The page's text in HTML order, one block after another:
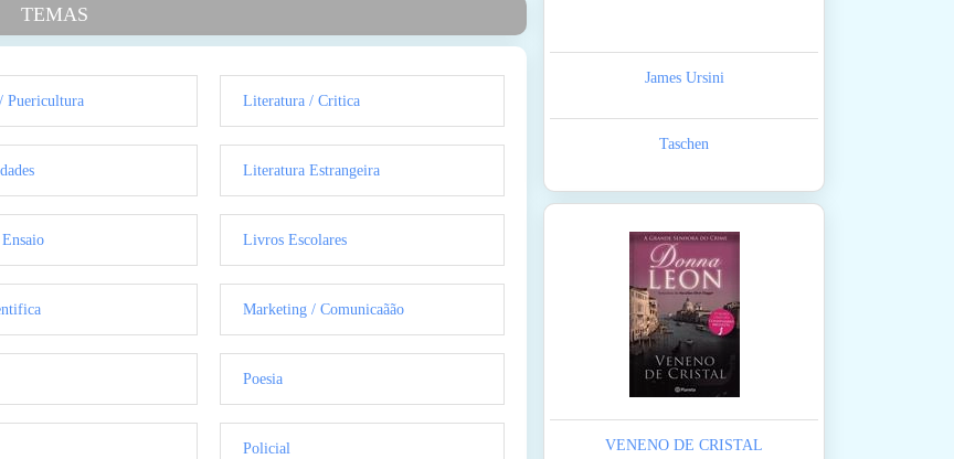
TEMAS
/ Puericultura Literatura / Critica
Literatura Estrangeira
Livros Escolares
Marketing / Comunicaãão
Poesia
Policial
James Ursini
Taschen
VENENO DE CRISTAL